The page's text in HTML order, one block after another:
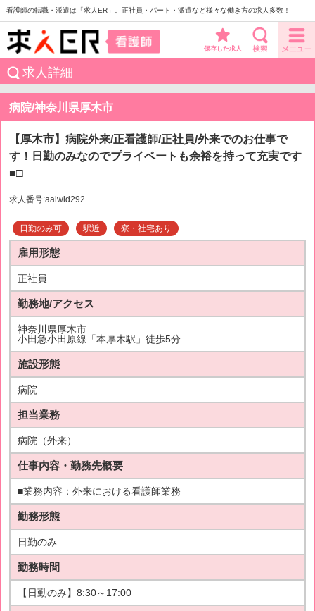
看護師の転職・派遣は「求人ER」。正社員・パート・派遣など様々な働き方の求人多数！
保存した求人
求人詳細
病院/神奈川県厚木市
【厚木市】病院外来/正看護師/正社員/外来でのお仕事で
す！日勤のみなのでプライベートも余裕を持って充実です
■□
求人番号:aaiwid292
日勤のみ可 駅近 寮・社宅あり
雇用形態
正社員
勤務地/アクセス
神奈川県厚木市
小田急小田原線「本厚木駅」徒歩5分
施設形態
病院
担当業務
病院（外来）
仕事内容・勤務先概要
■業務内容：外来における看護師業務
勤務形態
日勤のみ
勤務時間
【日勤のみ】8:30～17:00